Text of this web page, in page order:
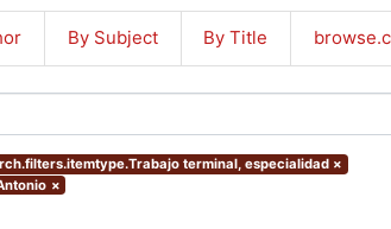
By Subject By Title
terminal, especialidad ×
×